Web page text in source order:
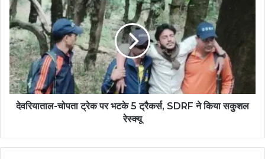
देवरियाताल-चोपता ट्रेक पर भटके 5 ट्रैकर्स, SDRF ने किया सकुशल
रेस्क्यू